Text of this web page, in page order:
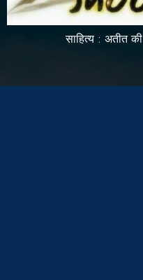
साहित्य : अतीत